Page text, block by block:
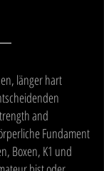
länger hart
and
Fundament
Boxen, K1 und